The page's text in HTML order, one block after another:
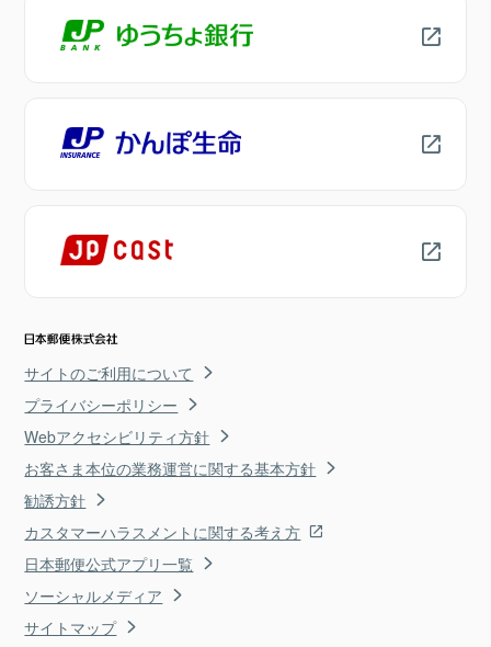
サイトのご利用について
プライバシーポリシー
Webアクセシビリティ方針
お客さま本位の業務運営に関する基本方針
勧誘方針
カスタマーハラスメントに関する考え方
日本郵便公式アプリ一覧
ソーシャルメディア
サイトマップ